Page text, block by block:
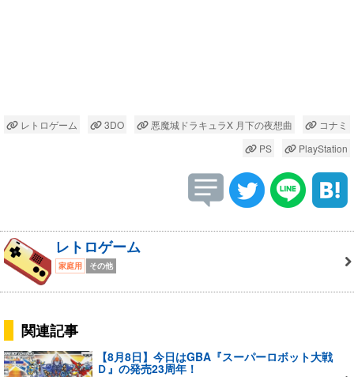
レトロゲーム 3DO 悪魔城ドラキュラX 月下の夜想曲
コナミ
PS
PlayStation
レトロゲーム
家庭用 その他
関連記事
【8月8日】今日はGBA『スーパーロボット大戦
Ｄ』の発売23周年！